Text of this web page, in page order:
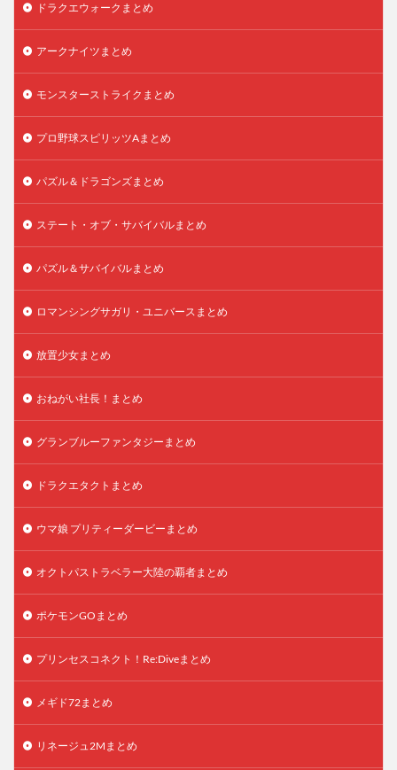
ドラクエウォークまとめ
アークナイツまとめ
モンスターストライクまとめ
プロ野球スピリッツAまとめ
パズル＆ドラゴンズまとめ
ステート・オブ・サバイバルまとめ
パズル＆サバイバルまとめ
ロマンシングサガリ・ユニバースまとめ
放置少女まとめ
おねがい社長！まとめ
グランブルーファンタジーまとめ
ドラクエタクトまとめ
ウマ娘 プリティーダービーまとめ
オクトパストラベラー大陸の覇者まとめ
ポケモンGOまとめ
プリンセスコネクト！Re:Diveまとめ
メギド72まとめ
リネージュ2Mまとめ